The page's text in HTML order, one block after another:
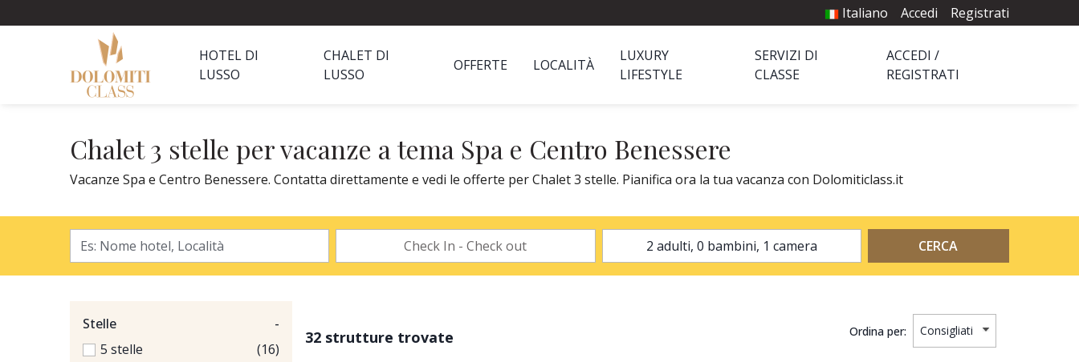
Italiano Accedi Registrati
HOTEL DI
LUSSO
CHALET DI
LUSSO
OFFERTE LOCALITÀ
LUXURY
LIFESTYLE
SERVIZI DI
CLASSE
ACCEDI /
REGISTRATI
Chalet 3 stelle per vacanze a tema Spa e Centro Benessere
Vacanze Spa e Centro Benessere. Contatta direttamente e vedi le offerte per Chalet 3 stelle. Pianifica ora la tua vacanza con Dolomiticlass.it
2 adulti, 0 bambini, 1 camera CERCA
Stelle
-
5 stelle
(16)
32 strutture trovate Ordina per: